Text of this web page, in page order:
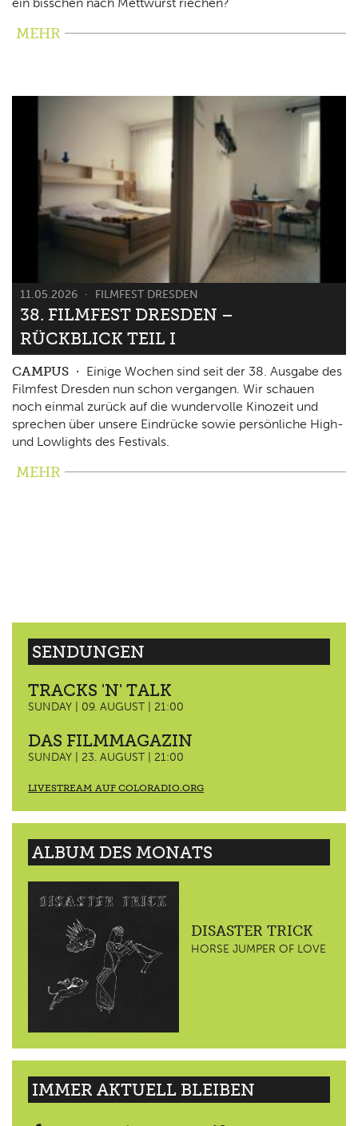
MEHR
11.05.2026 FILMFEST DRESDEN
38. FILMFEST DRESDEN –
RÜCKBLICK TEIL I
CAMPUS
Einige Wochen sind seit der 38. Ausgabe des
Filmfest Dresden nun schon vergangen. Wir schauen
noch einmal zurück auf die wundervolle Kinozeit und
sprechen über unsere Eindrücke sowie persönliche High-
und Lowlights des Festivals.
MEHR
SENDUNGEN
TRACKS 'N' TALK
SUNDAY | 09. AUGUST | 21:00
DAS FILMMAGAZIN
SUNDAY | 23. AUGUST | 21:00
LIVESTREAM AUF COLORADIO.ORG
ALBUM DES MONATS
DISASTER TRICK
HORSE JUMPER OF LOVE
IMMER AKTUELL BLEIBEN